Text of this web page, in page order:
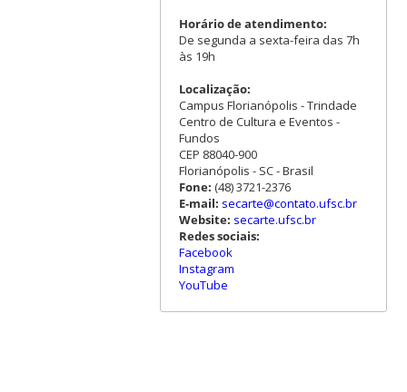
Horário de atendimento:
De segunda a sexta-feira das 7h
às 19h
Localização:
Campus Florianópolis - Trindade
Centro de Cultura e Eventos -
Fundos
CEP 88040-900
Florianópolis - SC - Brasil
Fone: (48) 3721-2376
E-mail: secarte@contato.ufsc.br
Website: secarte.ufsc.br
Redes sociais:
Facebook
Instagram
YouTube